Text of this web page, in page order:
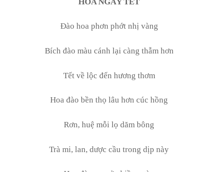
Đào hoa phơn phớt nhị vàng
Bích đào màu cánh lại càng thẫm hơn
Tết về lộc đến hương thơm
Hoa đào bền thọ lâu hơn cúc hồng
Rơn, huệ mỗi lọ dăm bông
Trà mi, lan, dược cầu trong dịp này